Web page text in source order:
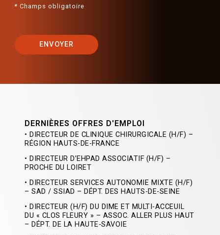
* Champs obligatoire
ENVOYER
DERNIÈRES OFFRES D'EMPLOI
• DIRECTEUR DE CLINIQUE CHIRURGICALE (H/F) –
RÉGION HAUTS-DE-FRANCE
• DIRECTEUR D’EHPAD ASSOCIATIF (H/F) –
PROCHE DU LOIRET
• DIRECTEUR SERVICES AUTONOMIE MIXTE (H/F)
– SAD / SSIAD – DÉPT. DES HAUTS-DE-SEINE
• DIRECTEUR (H/F) DU DIME ET MULTI-ACCEUIL
DU « CLOS FLEURY » – ASSOC. ALLER PLUS HAUT
– DÉPT. DE LA HAUTE-SAVOIE